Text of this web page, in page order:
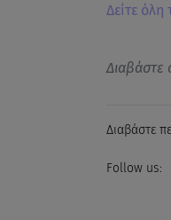
Δείτε
Διαβάστε
Διαβάστε
Follow us: